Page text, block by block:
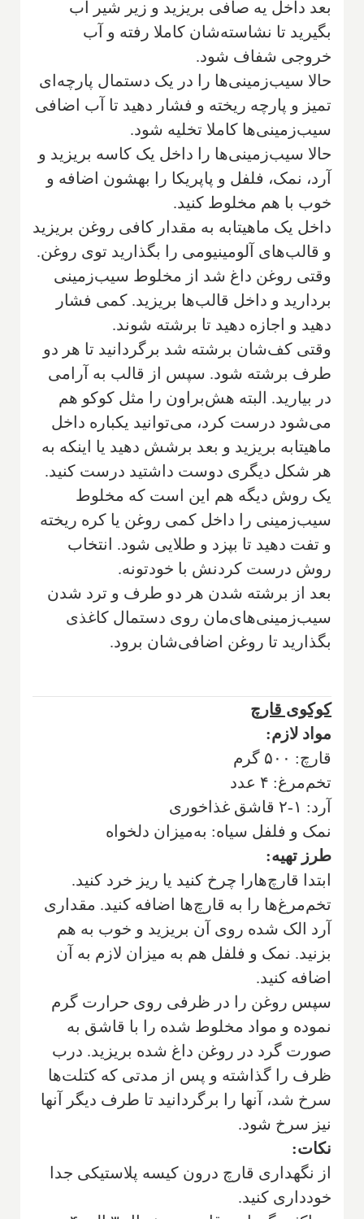
بعد داخل یه صافی بریزید و زیر شیر آب
بگیرید تا نشاسته‌شان کاملا رفته و آب
خروجی شفاف شود.
حالا سیب‌زمینی‌ها را در یک دستمال پارچه‌ای
تمیز و پارچه ریخته و فشار دهید تا آب اضافی
سیب‌زمینی‌ها کاملا تخلیه شود.
حالا سیب‌زمینی‌ها را داخل یک کاسه بریزید و
آرد، نمک، فلفل و پاپریکا را بهشون اضافه و
خوب با هم مخلوط کنید.
داخل یک ماهیتابه به مقدار کافی روغن بریزید
و قالب‌های آلومینیومی را بگذارید توی روغن.
وقتی روغن داغ شد از مخلوط سیب‌زمینی
بردارید و داخل قالب‌ها بریزید. کمی فشار
دهید و اجازه دهید تا برشته شوند.
وقتی کف‌شان برشته شد برگردانید تا هر دو
طرف برشته شود. سپس از قالب به آرامی
در بیارید. البته هش‌براون را مثل کوکو هم
می‌شود درست کرد، می‌توانید یکباره داخل
ماهیتابه بریزید و بعد برشش دهید یا اینکه به
هر شکل دیگری دوست داشتید درست کنید.
یک روش دیگه هم این است که مخلوط
سیب‌زمینی را داخل کمی روغن یا کره ریخته
و تفت دهید تا بپزد و طلایی شود. انتخاب
روش درست کردنش با خودتونه.
بعد از برشته شدن هر دو طرف و ترد شدن
سیب‌زمینی‌های‌مان روی دستمال کاغذی
بگذارید تا روغن اضافی‌شان برود.
کوکوی قارچ
مواد لازم:
قارچ: ۵۰۰ گرم
تخم‌مرغ: ۴ عدد
آرد: ۱-۲ قاشق غذاخوری
نمک و فلفل سیاه: به‌میزان دلخواه
طرز تهیه:
ابتدا قارچ‌هارا چرخ کنید یا ریز خرد کنید.
تخم‌مرغ‌ها را به قارچ‌ها اضافه کنید. مقداری
آرد الک شده روی آن بریزید و خوب به هم
بزنید. نمک و فلفل هم به میزان لازم به آن
اضافه کنید.
سپس روغن را در ظرفی روی حرارت گرم
نموده و مواد مخلوط شده را با قاشق به
صورت گرد در روغن داغ شده بریزید. درب
ظرف را گذاشته و پس از مدتی که کتلت‌ها
سرخ شد، آنها را برگردانید تا طرف دیگر آنها
نیز سرخ شود.
نکات‌:
از نگهداری قارچ درون کیسه پلاستیکی جدا
خودداری کنید.